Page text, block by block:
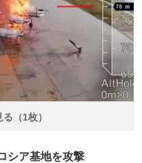
（1枚）
シア基地を攻撃